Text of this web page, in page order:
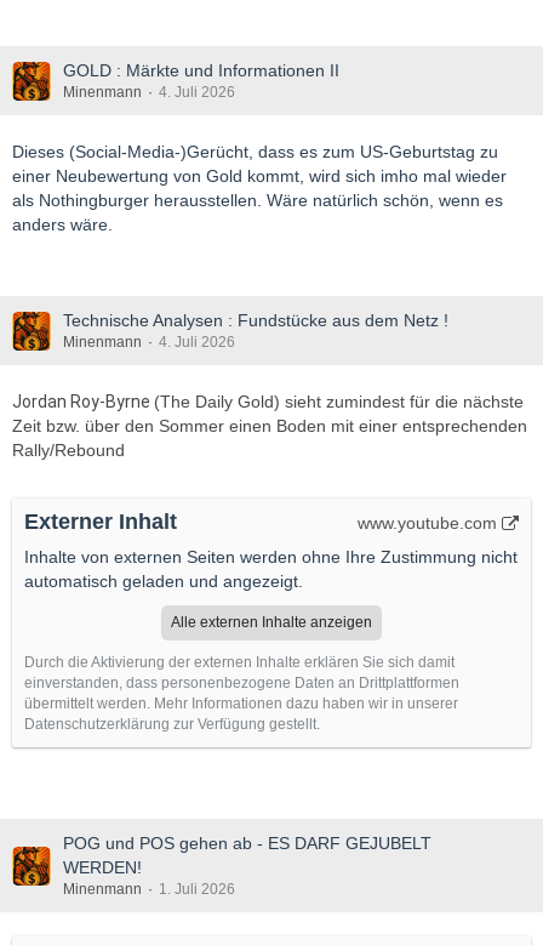
GOLD : Märkte und Informationen II
Minenmann 4. Juli 2026
Dieses (Social-Media-)Gerücht, dass es zum US-Geburtstag zu
einer Neubewertung von Gold kommt, wird sich imho mal wieder
als Nothingburger herausstellen. Wäre natürlich schön, wenn es
anders wäre.
Technische Analysen : Fundstücke aus dem Netz !
Minenmann 4. Juli 2026
Jordan Roy-Byrne (The Daily Gold) sieht zumindest für die nächste
Zeit bzw. über den Sommer einen Boden mit einer entsprechenden
Rally/Rebound
Externer Inhalt
www.youtube.com
Inhalte von externen Seiten werden ohne Ihre Zustimmung nicht
automatisch geladen und angezeigt.
Alle externen Inhalte anzeigen
Durch die Aktivierung der externen Inhalte erklären Sie sich damit
einverstanden, dass personenbezogene Daten an Drittplattformen
übermittelt werden. Mehr Informationen dazu haben wir in unserer
Datenschutzerklärung zur Verfügung gestellt.
POG und POS gehen ab - ES DARF GEJUBELT
WERDEN!
Minenmann 1. Juli 2026